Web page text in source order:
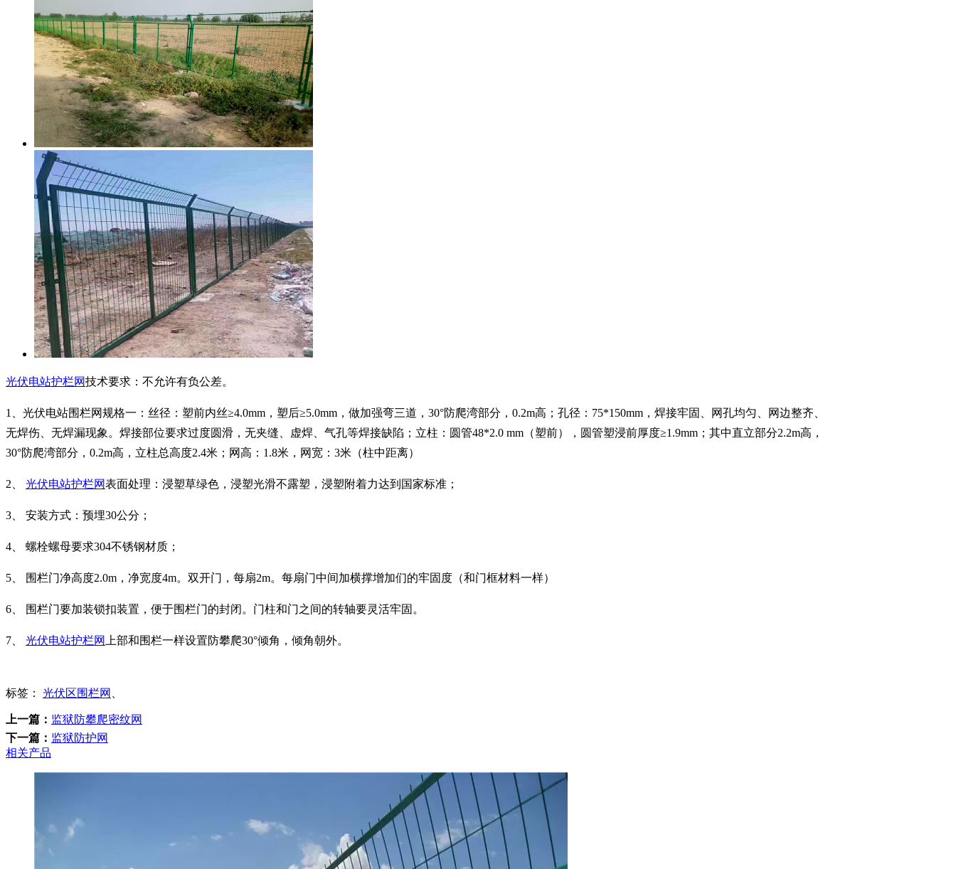
光伏电站护栏网技术要求：不允许有负公差。
1、光伏电站围栏网规格一：丝径：塑前内丝≥4.0mm，塑后≥5.0mm，做加强弯三道，30°防爬湾部分，0.2m高；孔径：75*150mm，焊接牢固、网孔均匀、网边整齐、
无焊伤、无焊漏现象。焊接部位要求过度圆滑，无夹缝、虚焊、气孔等焊接缺陷；立柱：圆管48*2.0 mm（塑前），圆管塑浸前厚度≥1.9mm；其中直立部分2.2m高，
30°防爬湾部分，0.2m高，立柱总高度2.4米；网高：1.8米，网宽：3米（柱中距离）
2、 光伏电站护栏网表面处理：浸塑草绿色，浸塑光滑不露塑，浸塑附着力达到国家标准；
3、 安装方式：预埋30公分；
4、 螺栓螺母要求304不锈钢材质；
5、 围栏门净高度2.0m，净宽度4m。双开门，每扇2m。每扇门中间加横撑增加们的牢固度（和门框材料一样）
6、 围栏门要加装锁扣装置，便于围栏门的封闭。门柱和门之间的转轴要灵活牢固。
7、 光伏电站护栏网 上部和围栏一样设置防攀爬30°倾角，倾角朝外。
标签： 光伏区围栏网
上一篇： 监狱防攀爬密纹网
下一篇： 监狱防护网
相关产品